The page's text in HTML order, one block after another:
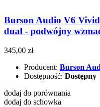
Burson Audio V6
dual - podwójny
345,00 zł
Producent: Burson
Dostępność: Dostępny
dodaj do porównania
dodaj do schowka